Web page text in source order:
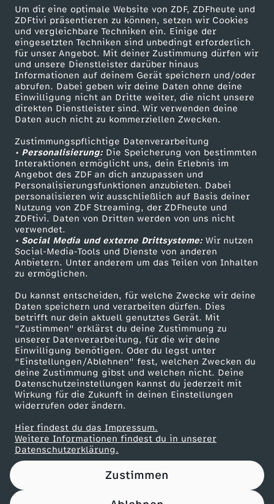
Um dir eine optimale Website von ZDF, ZDFheute und
ZDFtivi präsentieren zu können, setzen wir Cookies
und vergleichbare Techniken ein. Einige der
eingesetzten Techniken sind unbedingt erforderlich
für unser Angebot. Mit deiner Zustimmung dürfen wir
und unsere Dienstleister darüber hinaus
Informationen auf deinem Gerät speichern und/oder
abrufen. Dabei geben wir deine Daten ohne deine
Einwilligung nicht an Dritte weiter, die nicht unsere
direkten Dienstleister sind. Wir verwenden deine
Daten auch nicht zu kommerziellen Zwecken.
Zustimmungspflichtige Datenverarbeitung
• Personalisierung:Die Speicherung von bestimmten
Interaktionen ermöglicht uns, dein Erlebnis im
Angebot des ZDF an dich anzupassen und
Personalisierungsfunktionen anzubieten. Dabei
personalisieren wir ausschließlich auf Basis deiner
Nutzung von ZDF Streaming, der ZDFheute und
ZDFtivi. Daten von Dritten werden von uns nicht
verwendet.
• Social Media und externe Drittsysteme:Wir nutzen
Social-Media-Tools und Dienste von anderen
Anbietern. Unter anderem um das Teilen von Inhalten
zu ermöglichen.
Du kannst entscheiden, für welche Zwecke wir deine
Daten speichern und verarbeiten dürfen. Dies
betrifft nur dein aktuell genutztes Gerät. Mit
"Zustimmen" erklärst du deine Zustimmung zu
unserer Datenverarbeitung, für die wir deine
Einwilligung benötigen. Oder du legst unter
"Einstellungen/Ablehnen" fest, welchen Zwecken du
deine Zustimmung gibst und welchen nicht. Deine
Datenschutzeinstellungen kannst du jederzeit mit
Wirkung für die Zukunft in deinen Einstellungen
widerrufen oder ändern.
Hier findest du das Impressum.
Weitere Informationen findest du in unserer
Datenschutzerklärung.
Zustimmen
c
h
d
r
a
n
!
Mehr ZDF
ZDF-Apps
Smart TV
ZDFtext
Livestreams
Sendungen A-Z
TV-Programm
Service
ZDFmitreden
Kontakt zum ZDF
Tickets
Zuschauerservice
Hilfe
ZDF Unternehmen
Karriere
ZDF goes Schule
Werbefernsehen
Mainzelmännchen
Partner